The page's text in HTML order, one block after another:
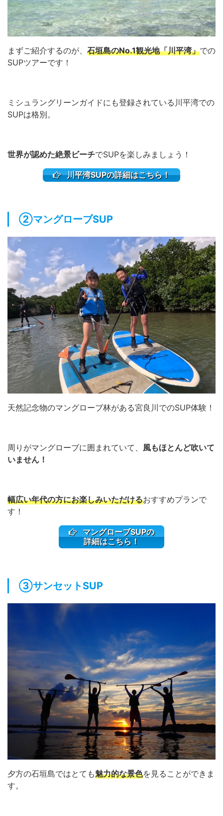
まずご紹介するのが、 石垣島のNo.1観光地「川平湾」での
SUPツアーです！
ミシュラングリーンガイドにも登録されている川平湾での
SUPは格別。
世界が認めた絶景ビーチでSUPを楽しみましょう！
川平湾SUPの詳細はこちら！
②マングローブSUP
天然記念物のマングローブ林がある宮良川でのSUP体験！
周りがマングローブに囲まれていて、 風もほとんど吹いて
いません！
幅広い年代の方にお楽しみいただけるおすすめプランで
す！
マングローブSUPの
詳細はこちら！
③サンセットSUP
夕方の石垣島ではとても魅力的な景色を見ることができま
す。